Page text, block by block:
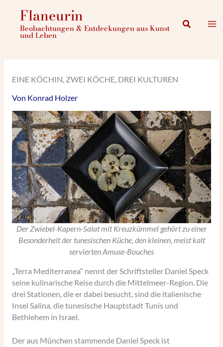
springen
Flaneurin
Beobachtungen & Entdeckungen aus Kunst
und Leben
Suchen
EINE KÖCHIN, ZWEI KÖCHE, DREI KULTUREN
Von Konrad Holzer
Der Zwiebel-Kapern-Salat mit Kreuzkümmel gehört zu einer
Besonderheit der tunesischen Küche, den kleinen, meist kalt
servierten Amuse-Bouches
„Terra Mediterranea“ nennt der Schriftsteller Daniel Speck
seine kulinarische Reise durch die Mittelmeer-Region. Die
drei Stationen, die er dabei besucht, sind die italienische
Insel Salina, die tunesische Hauptstadt Tunis und
Bethlehem in Israel.
Der aus München stammende Daniel Speck ist